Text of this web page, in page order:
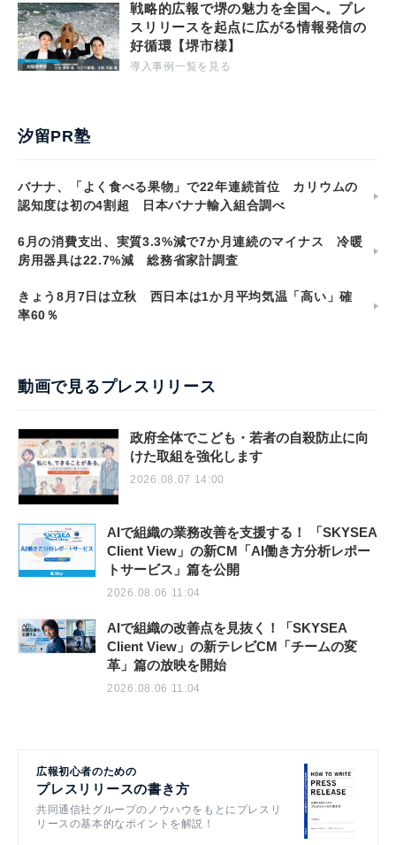
戦略的広報で堺の魅力を全国へ。プレ
スリリースを起点に広がる情報発信の
好循環【堺市様】
導入事例一覧を見る
汐留PR塾
バナナ、「よく食べる果物」で22年連続首位 カリウムの
認知度は初の4割超 日本バナナ輸入組合調べ
6月の消費支出、実質3.3%減で7か月連続のマイナス 冷暖
房用器具は22.7%減 総務省家計調査
きょう8月7日は立秋 西日本は1か月平均気温「高い」確
率60％
動画で見るプレスリリース
政府全体でこども・若者の自殺防止に向
けた取組を強化します
2026.08.07 14:00
AIで組織の業務改善を支援する！ 「SKYSEA
Client View」の新CM「AI働き方分析レポー
トサービス」篇を公開
2026.08.06 11:04
AIで組織の改善点を見抜く！「SKYSEA
Client View」の新テレビCM「チームの変
革」篇の放映を開始
2026.08.06 11:04
広報初心者のための
プレスリリースの書き方
共同通信社グループのノウハウをもとにプレスリ
リースの基本的なポイントを解説！